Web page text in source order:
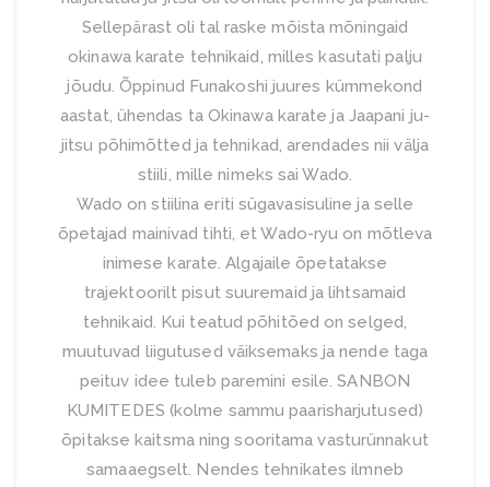
Sellepärast oli tal raske mõista mõningaid
okinawa karate tehnikaid, milles kasutati palju
jõudu. Õppinud Funakoshi juures kümmekond
aastat, ühendas ta Okinawa karate ja Jaapani ju-
jitsu põhimõtted ja tehnikad, arendades nii välja
stiili, mille nimeks sai Wado.
Wado on stiilina eriti sügavasisuline ja selle
õpetajad mainivad tihti, et Wado-ryu on mõtleva
inimese karate. Algajaile õpetatakse
trajektoorilt pisut suuremaid ja lihtsamaid
tehnikaid. Kui teatud põhitõed on selged,
muutuvad liigutused väiksemaks ja nende taga
peituv idee tuleb paremini esile. SANBON
KUMITEDES (kolme sammu paarisharjutused)
õpitakse kaitsma ning sooritama vasturünnakut
samaaegselt. Nendes tehnikates ilmneb